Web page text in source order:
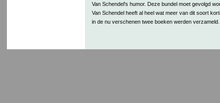
Van Schendel's humor. Deze bundel moet gevolgd
Van Schendel heeft al heel wat meer van dit soort
in de nu verschenen twee boeken werden verzameld.